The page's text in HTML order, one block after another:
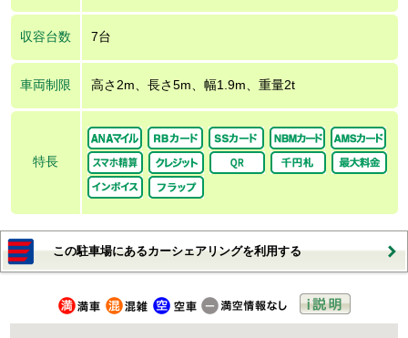
収容台数 7台
車両制限 高さ2m、長さ5m、幅1.9m、重量2t
特長
この駐車場にあるカーシェアリングを利用する